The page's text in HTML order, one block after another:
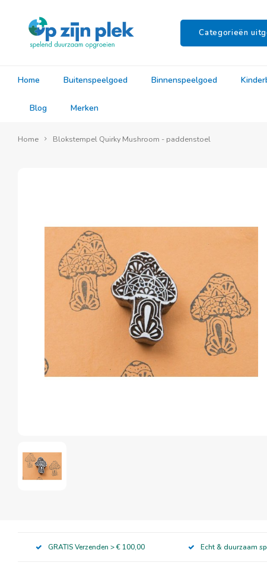
Categorieën
Home Buitenspeelgoed Binnenspeelgoed
Blog Merken
Home Blokstempel Quirky Mushroom - paddenstoel
GRATIS Verzenden > € 100,00 Echt & duurzaam